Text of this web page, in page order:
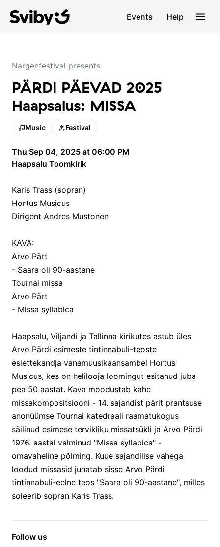
Events Help
Nargenfestival presents
PÄRDI PÄEVAD 2025
Haapsalus: MISSA
Music Festival
Thu Sep 04, 2025 at 06:00 PM
Haapsalu Toomkirik
Karis Trass (sopran)
Hortus Musicus
Dirigent Andres Mustonen
KAVA:
Arvo Pärt
- Saara oli 90-aastane
Tournai missa
Arvo Pärt
- Missa syllabica
Haapsalu, Viljandi ja Tallinna kirikutes astub üles
Arvo Pärdi esimeste tintinnabuli-teoste
esiettekandja vanamuusikaansambel Hortus
Musicus, kes on helilooja loomingut esitanud juba
pea 50 aastat. Kava moodustab kahe
missakompositsiooni - 14. sajandist pärit prantsuse
anonüümse Tournai katedraali raamatukogus
säilinud esimese tervikliku missatsükli ja Arvo Pärdi
1976. aastal valminud "Missa syllabica" -
omavaheline põiming. Kuue sajandilise vahega
loodud missasid juhatab sisse Arvo Pärdi
tintinnabuli-eelne teos "Saara oli 90-aastane", milles
soleerib sopran Karis Trass.
Follow us